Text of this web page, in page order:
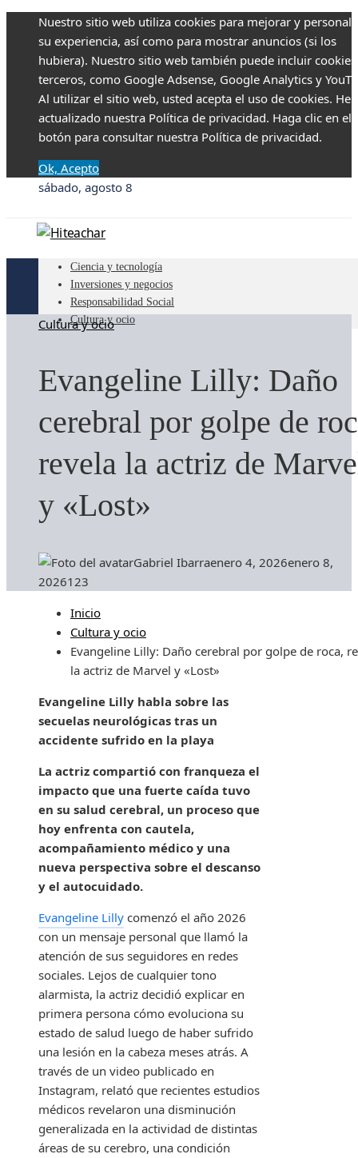
Nuestro sitio web utiliza cookies para mejorar y
su experiencia, así como para mostrar anuncios (si los
hubiera). Nuestro sitio web también puede incluir
terceros, como Google Adsense, Google Analytics y
Al utilizar el sitio web, usted acepta el uso de cookies.
actualizado nuestra Política de privacidad. Haga clic en el
botón para consultar nuestra Política de privacidad.
Ok, Acepto
sábado, agosto 8
Ciencia y tecnología
Inversiones y negocios
Responsabilidad Social
Cultura y ocio
Cultura y ocio
Evangeline Lilly: Daño
cerebral por golpe de
revela la actriz de
y «Lost»
Gabriel Ibarraenero 4, 2026enero 8,
2026123
Inicio
Cultura y ocio
Evangeline Lilly: Daño cerebral por golpe de roca,
la actriz de Marvel y «Lost»
Evangeline Lilly habla sobre las
secuelas neurológicas tras un
accidente sufrido en la playa
La actriz compartió con franqueza el
impacto que una fuerte caída tuvo
en su salud cerebral, un proceso que
hoy enfrenta con cautela,
acompañamiento médico y una
nueva perspectiva sobre el descanso
y el autocuidado.
Evangeline Lilly comenzó el año 2026
con un mensaje personal que llamó la
atención de sus seguidores en redes
sociales. Lejos de cualquier tono
alarmista, la actriz decidió explicar en
primera persona cómo evoluciona su
estado de salud luego de haber sufrido
una lesión en la cabeza meses atrás. A
través de un video publicado en
Instagram, relató que recientes estudios
médicos revelaron una disminución
generalizada en la actividad de distintas
áreas de su cerebro, una condición